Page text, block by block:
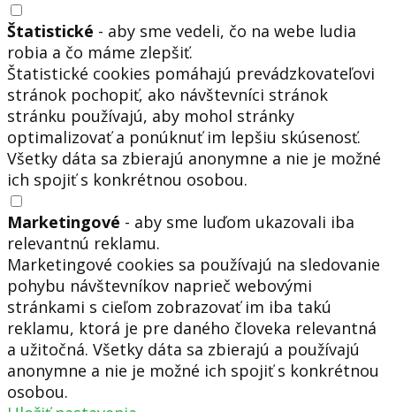
Štatistické - aby sme vedeli, čo na webe ludia
robia a čo máme zlepšiť.
Štatistické cookies pomáhajú prevádzkovateľovi
stránok pochopiť, ako návštevníci stránok
stránku používajú, aby mohol stránky
optimalizovať a ponúknuť im lepšiu skúsenosť.
Všetky dáta sa zbierajú anonymne a nie je možné
ich spojiť s konkrétnou osobou.
Marketingové - aby sme luďom ukazovali iba
relevantnú reklamu.
Marketingové cookies sa používajú na sledovanie
pohybu návštevníkov naprieč webovými
stránkami s cieľom zobrazovať im iba takú
reklamu, ktorá je pre daného človeka relevantná
a užitočná. Všetky dáta sa zbierajú a používajú
anonymne a nie je možné ich spojiť s konkrétnou
osobou.